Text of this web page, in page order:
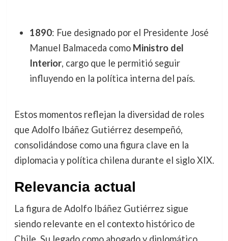
1890: Fue designado por el Presidente José
Manuel Balmaceda como Ministro del
Interior, cargo que le permitió seguir
influyendo en la política interna del país.
Estos momentos reflejan la diversidad de roles
que Adolfo Ibáñez Gutiérrez desempeñó,
consolidándose como una figura clave en la
diplomacia y política chilena durante el siglo XIX.
Relevancia actual
La figura de Adolfo Ibáñez Gutiérrez sigue
siendo relevante en el contexto histórico de